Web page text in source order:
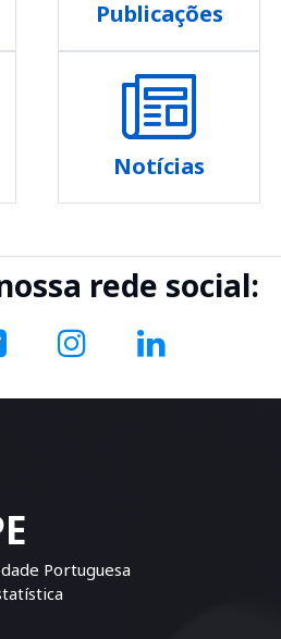
Publicações
Notícias
rede social:
Portuguesa